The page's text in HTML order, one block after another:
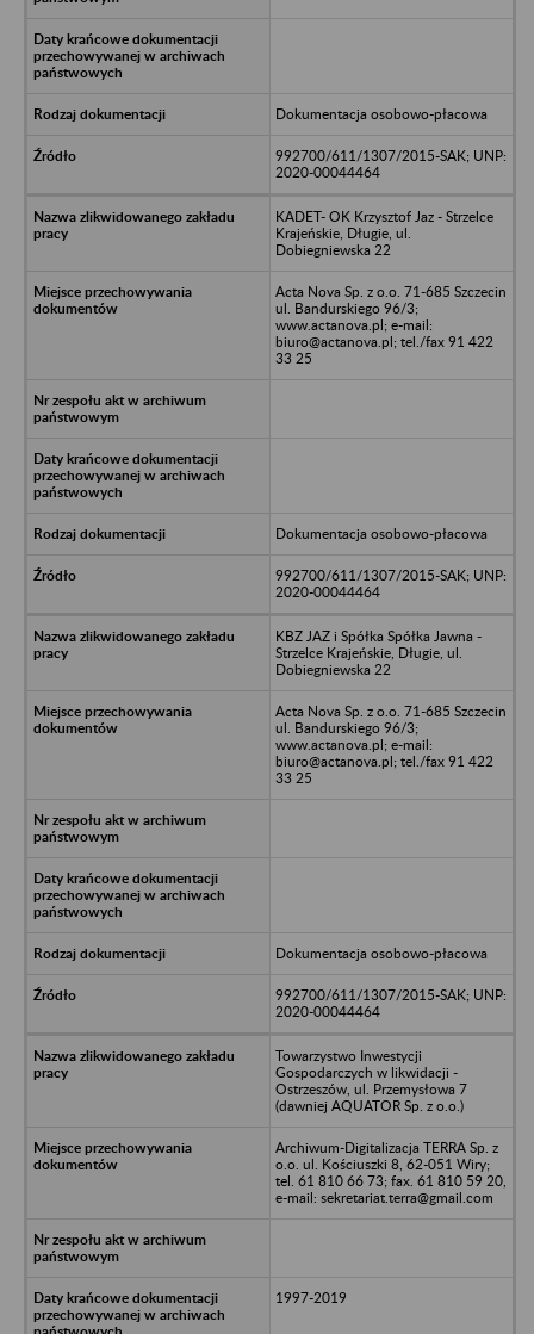
Dokumentacja osobowo-płacowa
992700/611/1307/2015-SAK; UNP:
2020-00044464
KADET- OK Krzysztof Jaz - Strzelce
Krajeńskie, Długie, ul.
Dobiegniewska 22
Acta Nova Sp. z o.o. 71-685 Szczecin
ul. Bandurskiego 96/3;
www.actanova.pl; e-mail:
biuro@actanova.pl; tel./fax 91 422
33 25
Dokumentacja osobowo-płacowa
992700/611/1307/2015-SAK; UNP:
2020-00044464
KBZ JAZ i Spółka Spółka Jawna -
Strzelce Krajeńskie, Długie, ul.
Dobiegniewska 22
Acta Nova Sp. z o.o. 71-685 Szczecin
ul. Bandurskiego 96/3;
www.actanova.pl; e-mail:
biuro@actanova.pl; tel./fax 91 422
33 25
Dokumentacja osobowo-płacowa
992700/611/1307/2015-SAK; UNP:
2020-00044464
Towarzystwo Inwestycji
Gospodarczych w likwidacji -
Ostrzeszów, ul. Przemysłowa 7
(dawniej AQUATOR Sp. z o.o.)
Archiwum-Digitalizacja TERRA Sp. z
o.o. ul. Kościuszki 8, 62-051 Wiry;
tel. 61 810 66 73; fax. 61 810 59 20,
e-mail: sekretariat.terra@gmail.com
1997-2019